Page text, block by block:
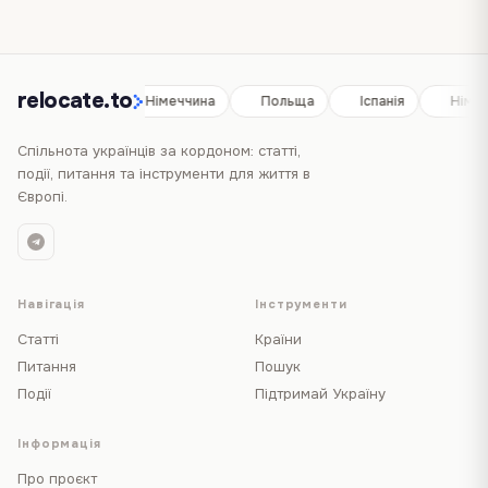
relocate.to
Іспанія Німеччина Польща Іспанія
Спільнота українців за кордоном: статті,
події, питання та інструменти для життя в
Європі.
Навігація
Статті
Питання
Події
Інструменти
Країни
Пошук
Підтримай Україну
Інформація
Про проєкт